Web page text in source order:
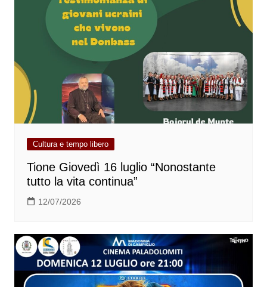
Cultura e tempo libero
Tione Giovedì 16 luglio “Nonostante
tutto la vita continua”
12/07/2026